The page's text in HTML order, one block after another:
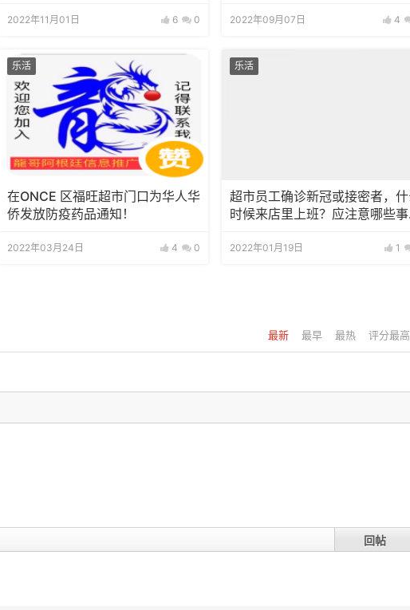
2022年11月01日 6 0 2022年09月07日 4
乐活
在ONCE 区福旺超市门口为华人华
侨发放防疫药品通知！
2022年03月24日 4 0
乐活
超市员工确诊新冠或接密者，什
时候来店里上班？应注意哪些事
2022年01月19日 1
最新 最早 最热 评分最高
回帖